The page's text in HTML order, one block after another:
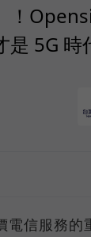
！
是 5G 時
電信服務的